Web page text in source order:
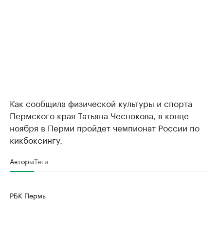
Как сообщила физической культуры и спорта
Пермского края Татьяна Чеснокова, в конце
ноября в Перми пройдет чемпионат России по
кикбоксингу.
АвторыТеги
РБК Пермь